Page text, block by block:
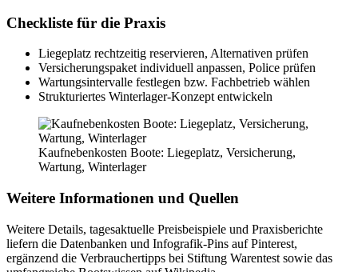
Checkliste für die Praxis
Liegeplatz rechtzeitig reservieren, Alternativen prüfen
Versicherungspaket individuell anpassen, Police prüfen
Wartungsintervalle festlegen bzw. Fachbetrieb wählen
Strukturiertes Winterlager-Konzept entwickeln
Kaufnebenkosten Boote: Liegeplatz, Versicherung,
Wartung, Winterlager
Weitere Informationen und Quellen
Weitere Details, tagesaktuelle Preisbeispiele und Praxisberichte
liefern die Datenbanken und Infografik-Pins auf Pinterest,
ergänzend die Verbrauchertipps bei Stiftung Warentest sowie das